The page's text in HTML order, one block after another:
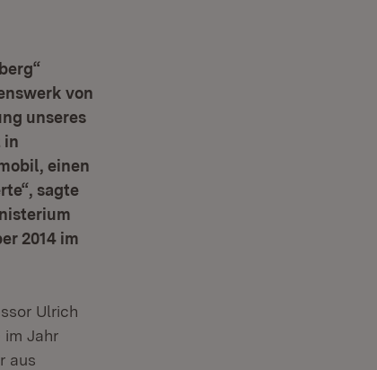
von
unseres
in
einen
sagte
2014 im
Ulrich
im Jahr
aus